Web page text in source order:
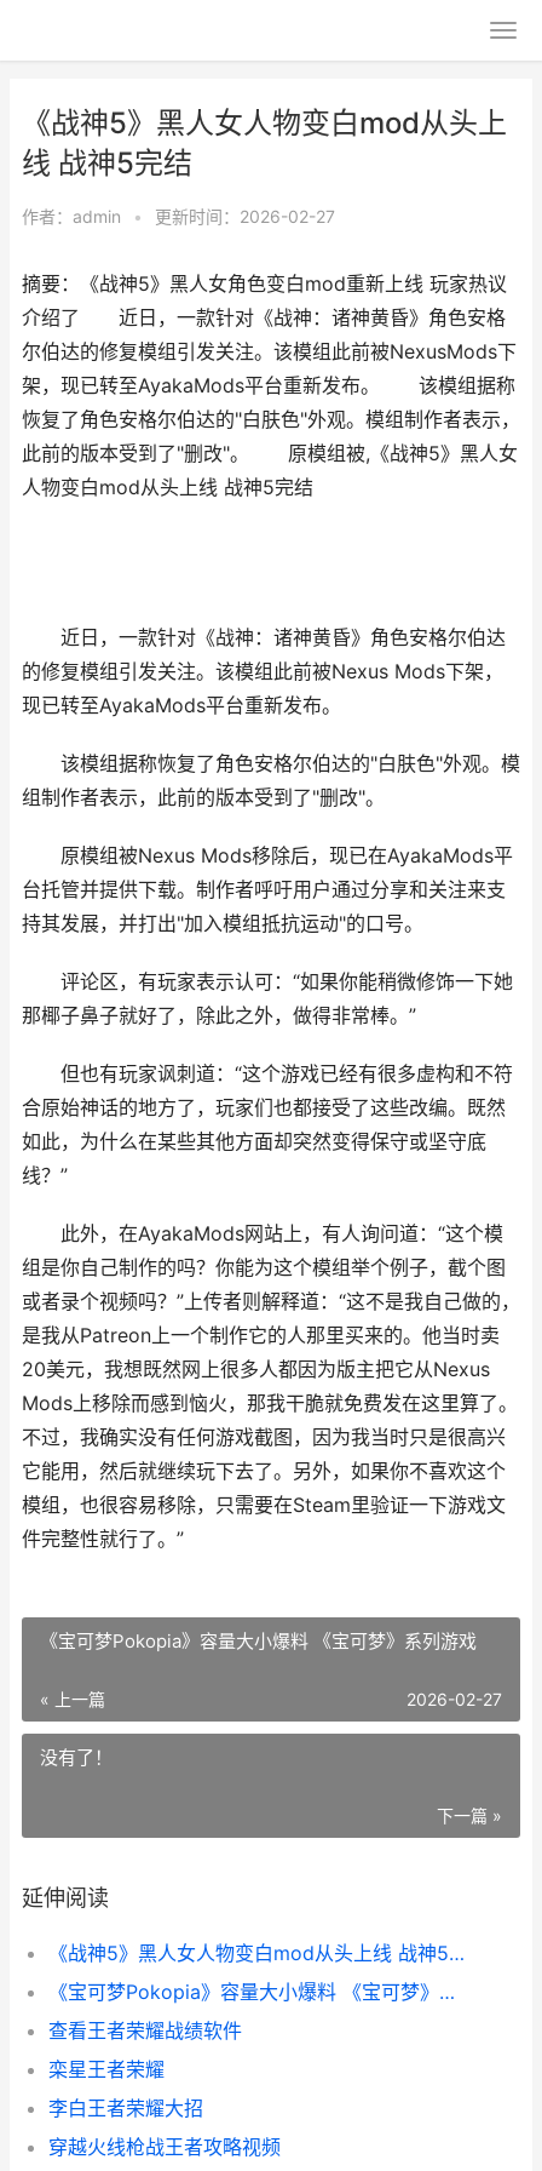
《战神5》黑人女人物变白mod从头上
线 战神5完结
作者： admin • 更新时间：2026-02-27
摘要：《战神5》黑人女角色变白mod重新上线 玩家热议
介绍了 近日，一款针对《战神：诸神黄昏》角色安格
尔伯达的修复模组引发关注。该模组此前被NexusMods下
架，现已转至AyakaMods平台重新发布。 该模组据称
恢复了角色安格尔伯达的"白肤色"外观。模组制作者表示，
此前的版本受到了"删改"。 原模组被,《战神5》黑人女
人物变白mod从头上线 战神5完结
近日，一款针对《战神：诸神黄昏》角色安格尔伯达
的修复模组引发关注。该模组此前被Nexus Mods下架，
现已转至AyakaMods平台重新发布。
该模组据称恢复了角色安格尔伯达的"白肤色"外观。模
组制作者表示，此前的版本受到了"删改"。
原模组被Nexus Mods移除后，现已在AyakaMods平
台托管并提供下载。制作者呼吁用户通过分享和关注来支
持其发展，并打出"加入模组抵抗运动"的口号。
评论区，有玩家表示认可：“如果你能稍微修饰一下她
那椰子鼻子就好了，除此之外，做得非常棒。”
但也有玩家讽刺道：“这个游戏已经有很多虚构和不符
合原始神话的地方了，玩家们也都接受了这些改编。既然
如此，为什么在某些其他方面却突然变得保守或坚守底
线？”
此外，在AyakaMods网站上，有人询问道：“这个模
组是你自己制作的吗？你能为这个模组举个例子，截个图
或者录个视频吗？”上传者则解释道：“这不是我自己做的，
是我从Patreon上一个制作它的人那里买来的。他当时卖
20美元，我想既然网上很多人都因为版主把它从Nexus
Mods上移除而感到恼火，那我干脆就免费发在这里算了。
不过，我确实没有任何游戏截图，因为我当时只是很高兴
它能用，然后就继续玩下去了。另外，如果你不喜欢这个
模组，也很容易移除，只需要在Steam里验证一下游戏文
件完整性就行了。”
《宝可梦Pokopia》容量大小爆料 《宝可梦》系列游戏
« 上一篇 2026-02-27
没有了！
下一篇 »
延伸阅读
《战神5》黑人女人物变白mod从头上线 战神5完结
《宝可梦Pokopia》容量大小爆料 《宝可梦》系列游戏
查看王者荣耀战绩软件
栾星王者荣耀
李白王者荣耀大招
穿越火线枪战王者攻略视频